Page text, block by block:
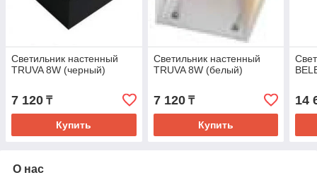
Светильник настенный
TRUVA 8W (черный)
7 120 ₸
Купить
Светильник настенный
TRUVA 8W (белый)
7 120₸
Купить
14
О нас